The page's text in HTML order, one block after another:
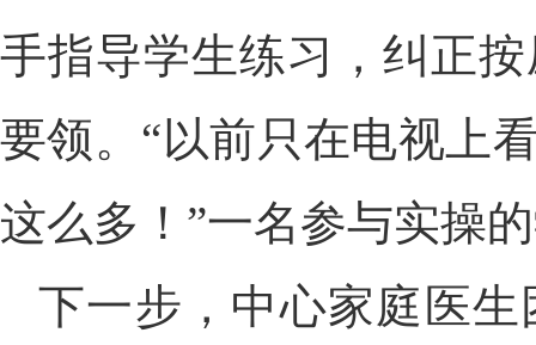
手指导学生练习，纠正
要领。“以前只在电视上
这么多！”一名参与实操
下一步，中心家庭医